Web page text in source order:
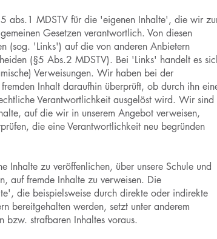
abs.1 MDSTV für die 'eigenen Inhalte', die wir
Gesetzen verantwortlich. Von diesen
(sog. 'Links') auf die von anderen Anbietern
(§5 Abs.2 MDSTV). Bei 'Links' handelt es
Verweisungen. Wir haben bei der
Inhalt daraufhin überprüft, ob durch ihn
Verantwortlichkeit ausgelöst wird. Wir sind
auf die wir in unserem Angebot verweisen,
die eine Verantwortlichkeit neu begründen
Inhalte zu veröffenlichen, über unsere Schule und
auf fremde Inhalte zu verweisen. Die
die beispielsweise durch direkte oder indirekte
bereitgehalten werden, setzt unter anderem
bzw. strafbaren Inhaltes voraus.